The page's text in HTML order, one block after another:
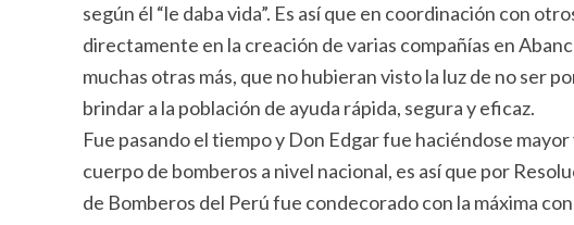
según él “le daba vida”. Es así que en coordinación con
directamente en la creación de varias compañías en
muchas otras más, que no hubieran visto la luz de no ser
brindar a la población de ayuda rápida, segura y eficaz.
Fue pasando el tiempo y Don Edgar fue haciéndose
cuerpo de bomberos a nivel nacional, es así que por
de Bomberos del Perú fue condecorado con la máxima